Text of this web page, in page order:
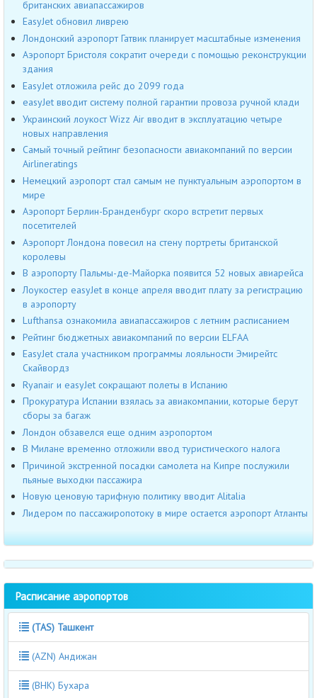
британских авиапассажиров
EasyJet обновил ливрею
Лондонский аэропорт Гатвик планирует масштабные изменения
Аэропорт Бристоля сократит очереди с помощью реконструкции
здания
EasyJet отложила рейс до 2099 года
easyJet вводит систему полной гарантии провоза ручной клади
Украинский лоукост Wizz Air вводит в эксплуатацию четыре
новых направления
Самый точный рейтинг безопасности авиакомпаний по версии
Airlineratings
Немецкий аэропорт стал самым не пунктуальным аэропортом в
мире
Аэропорт Берлин-Бранденбург скоро встретит первых
посетителей
Аэропорт Лондона повесил на стену портреты британской
королевы
В аэропорту Пальмы-де-Майорка появится 52 новых авиарейса
Лоукостер easyJet в конце апреля вводит плату за регистрацию
в аэропорту
Lufthansa ознакомила авиапассажиров с летним расписанием
Рейтинг бюджетных авиакомпаний по версии ELFAA
EasyJet стала участником программы лояльности Эмирейтс
Скайвордз
Ryanair и easyJet сокращают полеты в Испанию
Прокуратура Испании взялась за авиакомпании, которые берут
сборы за багаж
Лондон обзавелся еще одним аэропортом
В Милане временно отложили ввод туристического налога
Причиной экстренной посадки самолета на Кипре послужили
пьяные выходки пассажира
Новую ценовую тарифную политику вводит Alitalia
Лидером по пассажиропотоку в мире остается аэропорт Атланты
Расписание аэропортов
(TAS) Ташкент
(AZN) Андижан
(BHK) Бухара